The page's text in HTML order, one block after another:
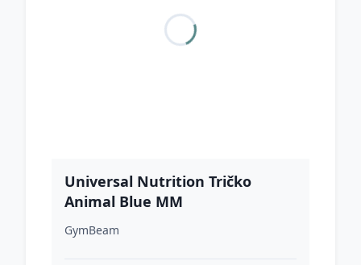
Universal Nutrition Tričko
Animal Blue MM
GymBeam